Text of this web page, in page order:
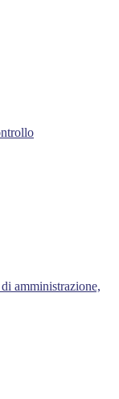
amministrazione,